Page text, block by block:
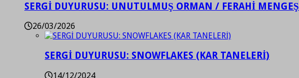
SERGİ DUYURUSU: UNUTULMUŞ ORMAN / FERAHİ MENGEŞ
26/03/2026
SERGİ DUYURUSU: SNOWFLAKES (KAR TANELERİ)
14/12/2024